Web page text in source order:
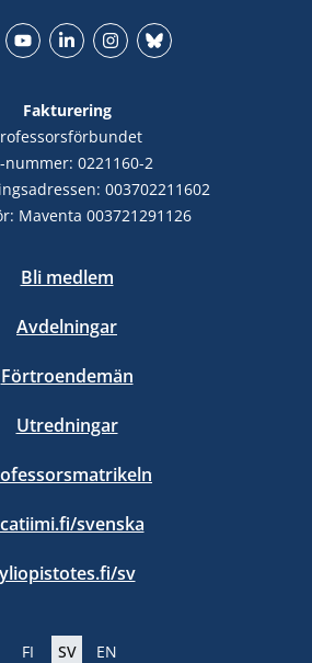
Fakturering
nummer: 0221160-2
003702211602
Maventa 003721291126
Bli medlem
Avdelningar
Förtroendemän
Utredningar
svenska
yliopistotes.fi/sv
FI SV EN